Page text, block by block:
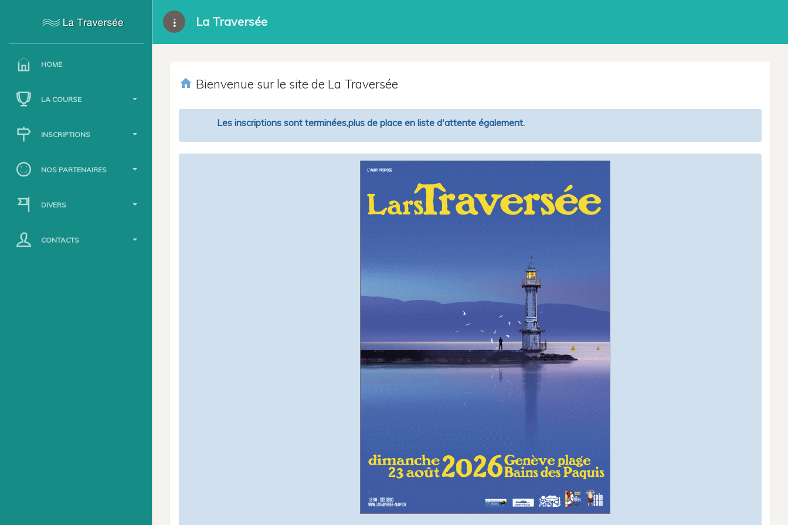
HOME
LA COURSE
INSCRIPTIONS
NOS PARTENAIRES
DIVERS
CONTACTS
La Traversée
home Bienvenue sur le site de La Traversée
Les inscriptions sont terminées,plus de place en liste d'attente également.